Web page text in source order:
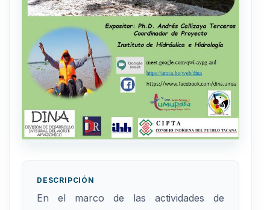
DESCRIPCIÓN
En el marco de las actividades de